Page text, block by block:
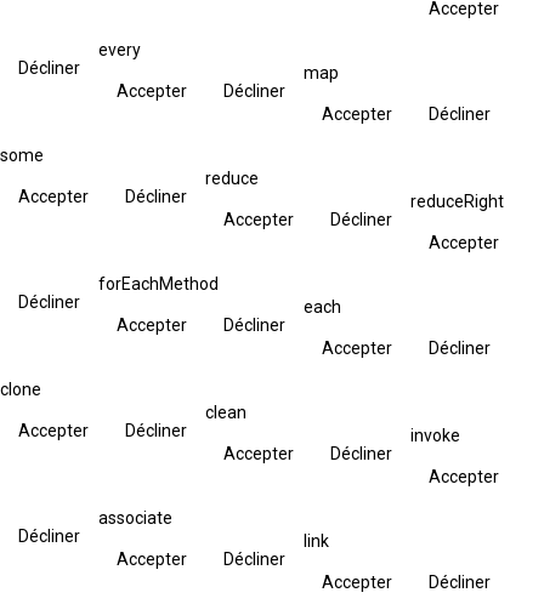
Accepter
Décliner
every
Accepter Décliner
map
Accepter Décliner
some
Accepter Décliner
reduce
Accepter Décliner
reduceRight
Accepter
Décliner
forEachMethod
Accepter Décliner
each
Accepter Décliner
clone
Accepter Décliner
clean
Accepter Décliner
invoke
Accepter
Décliner
associate
Accepter Décliner
link
Accepter Décliner